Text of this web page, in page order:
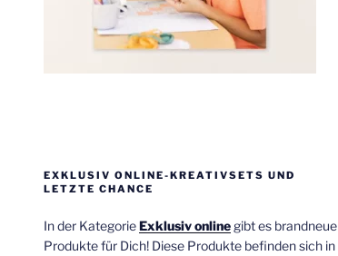
EXKLUSIV ONLINE-KREATIVSETS UND
LETZTE CHANCE
In der KategorieExklusiv onlinegibt es brandneue
Produkte für Dich! Diese Produkte befinden sich in